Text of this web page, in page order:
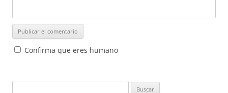
Confirma que eres humano